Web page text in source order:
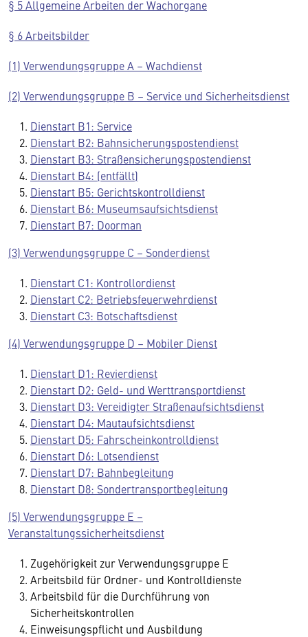
§ 5 Allgemeine Arbeiten der Wachorgane
§ 6 Arbeitsbilder
(1) Verwendungsgruppe A – Wachdienst
(2) Verwendungsgruppe B – Service und Sicherheitsdienst
Dienstart B1: Service
Dienstart B2: Bahnsicherungspostendienst
Dienstart B3: Straßensicherungspostendienst
Dienstart B4: (entfällt)
Dienstart B5: Gerichtskontrolldienst
Dienstart B6: Museumsaufsichtsdienst
Dienstart B7: Doorman
(3) Verwendungsgruppe C – Sonderdienst
Dienstart C1: Kontrollordienst
Dienstart C2: Betriebsfeuerwehrdienst
Dienstart C3: Botschaftsdienst
(4) Verwendungsgruppe D – Mobiler Dienst
Dienstart D1: Revierdienst
Dienstart D2: Geld- und Werttransportdienst
Dienstart D3: Vereidigter Straßenaufsichtsdienst
Dienstart D4: Mautaufsichtsdienst
Dienstart D5: Fahrscheinkontrolldienst
Dienstart D6: Lotsendienst
Dienstart D7: Bahnbegleitung
Dienstart D8: Sondertransportbegleitung
(5) Verwendungsgruppe E –
Veranstaltungssicherheitsdienst
Zugehörigkeit zur Verwendungsgruppe E
Arbeitsbild für Ordner- und Kontrolldienste
Arbeitsbild für die Durchführung von
Sicherheitskontrollen
Einweisungspflicht und Ausbildung